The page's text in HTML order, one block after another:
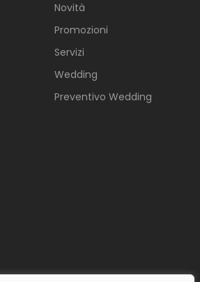
Novità
Promozioni
Servizi
Wedding
Preventivo Wedding